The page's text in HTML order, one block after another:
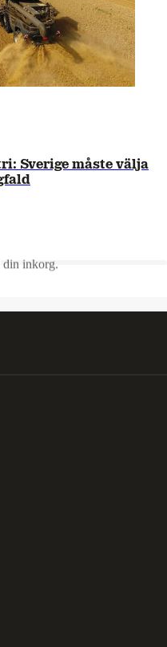
Sverige måste välja
din inkorg.